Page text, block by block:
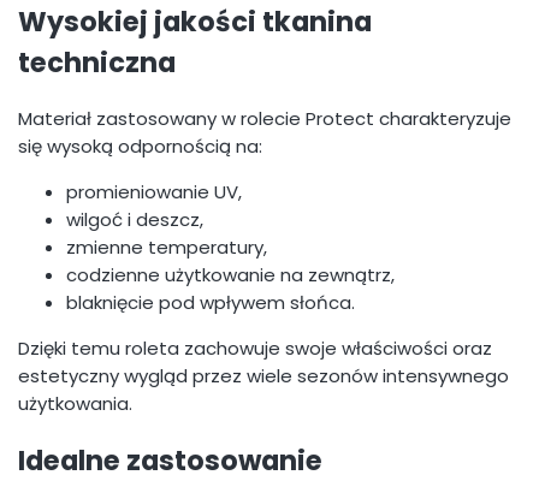
Wysokiej jakości tkanina
techniczna
Materiał zastosowany w rolecie Protect charakteryzuje
się wysoką odpornością na:
promieniowanie UV,
wilgoć i deszcz,
zmienne temperatury,
codzienne użytkowanie na zewnątrz,
blaknięcie pod wpływem słońca.
Dzięki temu roleta zachowuje swoje właściwości oraz
estetyczny wygląd przez wiele sezonów intensywnego
użytkowania.
Idealne zastosowanie